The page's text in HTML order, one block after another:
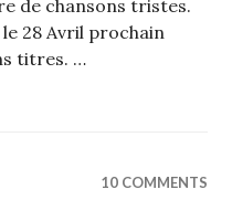
de chansons tristes.
28 Avril prochain
titres. …
s’associe à Tablo
10 COMMENTS